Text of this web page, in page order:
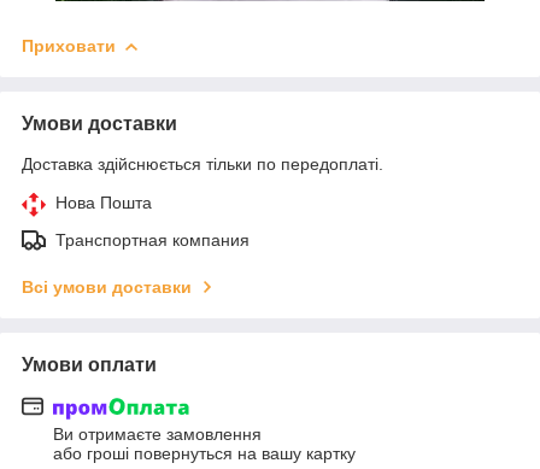
Приховати
Умови доставки
Доставка здійснюється тільки по передоплаті.
Нова Пошта
Транспортная компания
Всі умови доставки
Умови оплати
Ви отримаєте замовлення
або гроші повернуться на вашу картку